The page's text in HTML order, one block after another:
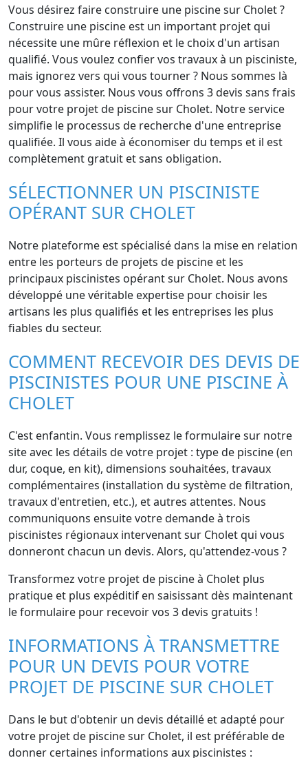
Vous désirez faire construire une piscine sur Cholet ?
Construire une piscine est un important projet qui
nécessite une mûre réflexion et le choix d'un artisan
qualifié. Vous voulez confier vos travaux à un pisciniste,
mais ignorez vers qui vous tourner ? Nous sommes là
pour vous assister. Nous vous offrons 3 devis sans frais
pour votre projet de piscine sur Cholet. Notre service
simplifie le processus de recherche d'une entreprise
qualifiée. Il vous aide à économiser du temps et il est
complètement gratuit et sans obligation.
SÉLECTIONNER UN PISCINISTE
OPÉRANT SUR CHOLET
Notre plateforme est spécialisé dans la mise en relation
entre les porteurs de projets de piscine et les
principaux piscinistes opérant sur Cholet. Nous avons
développé une véritable expertise pour choisir les
artisans les plus qualifiés et les entreprises les plus
fiables du secteur.
COMMENT RECEVOIR DES DEVIS DE
PISCINISTES POUR UNE PISCINE À
CHOLET
C'est enfantin. Vous remplissez le formulaire sur notre
site avec les détails de votre projet : type de piscine (en
dur, coque, en kit), dimensions souhaitées, travaux
complémentaires (installation du système de filtration,
travaux d'entretien, etc.), et autres attentes. Nous
communiquons ensuite votre demande à trois
piscinistes régionaux intervenant sur Cholet qui vous
donneront chacun un devis. Alors, qu'attendez-vous ?
Transformez votre projet de piscine à Cholet plus
pratique et plus expéditif en saisissant dès maintenant
le formulaire pour recevoir vos 3 devis gratuits !
INFORMATIONS À TRANSMETTRE
POUR UN DEVIS POUR VOTRE
PROJET DE PISCINE SUR CHOLET
Dans le but d'obtenir un devis détaillé et adapté pour
votre projet de piscine sur Cholet, il est préférable de
donner certaines informations aux piscinistes :